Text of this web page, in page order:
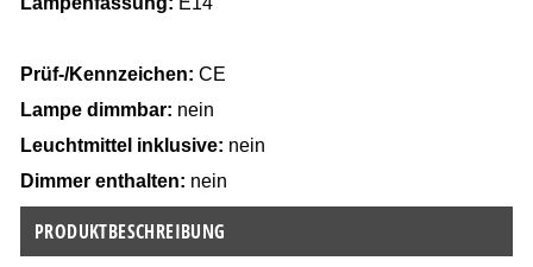
Prüf-/Kennzeichen: CE
Lampe dimmbar: nein
Leuchtmittel inklusive: nein
Dimmer enthalten: nein
PRODUKTBESCHREIBUNG